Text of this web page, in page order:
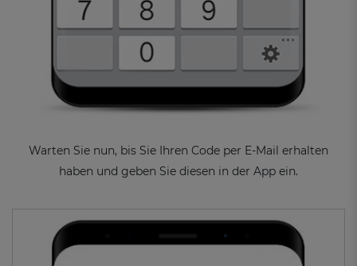
Warten Sie nun, bis Sie Ihren Code per E-Mail erhalten
haben und geben Sie diesen in der App ein.